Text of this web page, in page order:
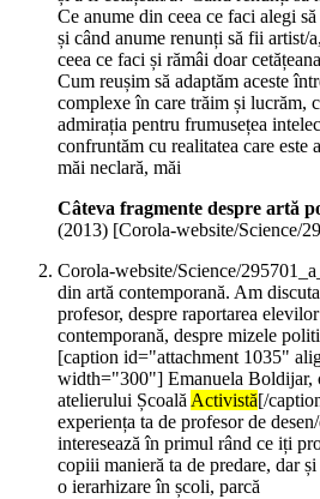
Ce anume din ceea ce faci alegi
și când anume renunți să fii artist/
ceea ce faci și rămâi doar
Cum reușim să adaptăm aceste
complexe în care trăim și lucrăm,
admirația pentru frumusețea
confruntăm cu realitatea care este
măi neclară, măi
Câteva fragmente despre artă
(2013) [Corola-website/Science/
Corola-website/Science/
din artă contemporană. Am
profesor, despre raportarea
contemporană, despre mizele
[caption id="attachment 1035"
width="300"] Emanuela Boldijar,
atelierului ȘcoalăActivistă[/
experiența ta de profesor de
interesează în primul rând ce iți
copiii manieră ta de predare, dar
o ierarhizare în școli, parcă